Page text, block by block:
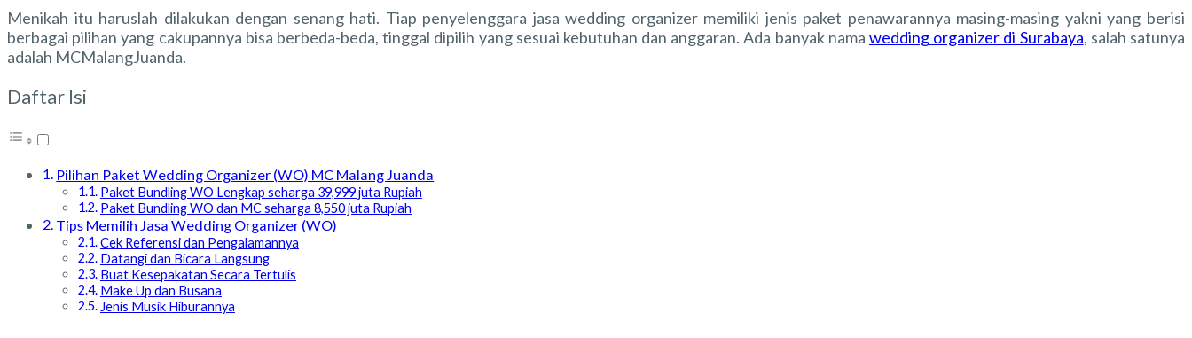
Menikah itu haruslah dilakukan dengan senang hati. Tiap penyelenggara jasa wedding organizer memiliki jenis paket penawarannya masing-masing yakni yang berisi
berbagai pilihan yang cakupannya bisa berbeda-beda, tinggal dipilih yang sesuai kebutuhan dan anggaran. Ada banyak nama wedding organizer di Surabaya, salah satunya
adalah MCMalangJuanda.
Daftar Isi
Pilihan Paket Wedding Organizer (WO) MC Malang Juanda
Paket Bundling WO Lengkap seharga 39,999 juta Rupiah
Paket Bundling WO dan MC seharga 8,550 juta Rupiah
Tips Memilih Jasa Wedding Organizer (WO)
Cek Referensi dan Pengalamannya
Datangi dan Bicara Langsung
Buat Kesepakatan Secara Tertulis
Make Up dan Busana
Jenis Musik Hiburannya